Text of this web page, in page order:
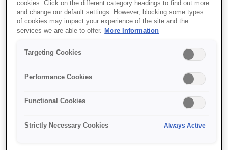
LabelWorks LW-Z710
Best for offices and field teams that
need a portable, easy-to-use handheld
iOS or Android direct print
cookies. Click on the different category headings to find out more
and change our default settings. However, blocking some types
of cookies may impact your experience of the site and the
services we are able to offer. More Information
Targeting Cookies
Performance Cookies
Functional Cookies
Strictly Necessary Cookies Always Active